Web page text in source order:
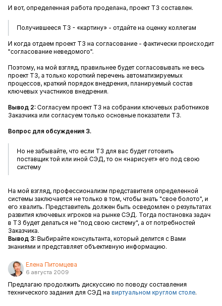
И вот, определенная работа проделана, проект ТЗ составлен.
Получившееся ТЗ - «картину» - отдайте на оценку коллегам
И когда отдаем проект ТЗ на согласование - фактически происходит
"согласование неведомого".
Поэтому, на мой взгляд, правильнее будет согласовывать не весь
проект ТЗ, а только короткий перечень автоматизируемых
процессов, краткий порядок внедрения, планируемый состав
ключевых участников внедрения.
Вывод 2: Согласуем проект ТЗ на собрании ключевых работников
Заказчика или согласуем только основные показатели ТЗ.
Вопрос для обсуждения 3.
Но не забывайте, что если ТЗ для вас будет готовить
поставщик той или иной СЭД, то он «нарисует» его под свою
систему
На мой взгляд, профессионализм представителя определенной
системы заключается не только в том, чтобы знать "свое болото", и
его хвалить. Представитель должен быть осведомлен о результатах
развития ключевых игроков на рынке СЭД. Тогда постановка задач
в ТЗ будет делаться не "под свою систему", а от потребностей
Заказчика.
Вывод 3: Выбирайте консультанта, который делится с Вами
знаниями и представляет объективную информацию.
Елена Питомцева
6 августа 2009
Предлагаю продолжить дискуссию по поводу составления
технического задания для СЭД на виртуальном круглом столе.